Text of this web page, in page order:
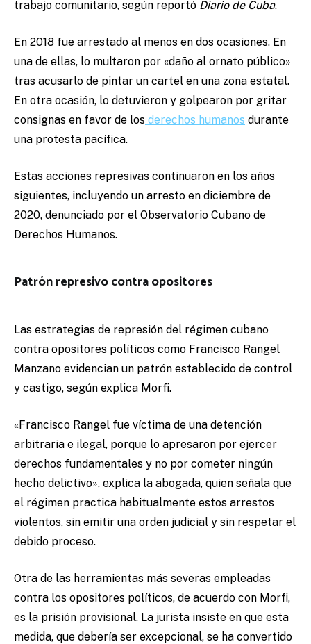
trabajo comunitario, según reportó Diario de Cuba.
En 2018 fue arrestado al menos en dos ocasiones. En
una de ellas, lo multaron por «daño al ornato público»
tras acusarlo de pintar un cartel en una zona estatal.
En otra ocasión, lo detuvieron y golpearon por gritar
consignas en favor de los derechos humanos durante
una protesta pacífica.
Estas acciones represivas continuaron en los años
siguientes, incluyendo un arresto en diciembre de
2020, denunciado por el Observatorio Cubano de
Derechos Humanos.
Patrón represivo contra opositores
Las estrategias de represión del régimen cubano
contra opositores políticos como Francisco Rangel
Manzano evidencian un patrón establecido de control
y castigo, según explica Morfi.
«Francisco Rangel fue víctima de una detención
arbitraria e ilegal, porque lo apresaron por ejercer
derechos fundamentales y no por cometer ningún
hecho delictivo», explica la abogada, quien señala que
el régimen practica habitualmente estos arrestos
violentos, sin emitir una orden judicial y sin respetar el
debido proceso.
Otra de las herramientas más severas empleadas
contra los opositores políticos, de acuerdo con Morfi,
es la prisión provisional. La jurista insiste en que esta
medida, que debería ser excepcional, se ha convertido